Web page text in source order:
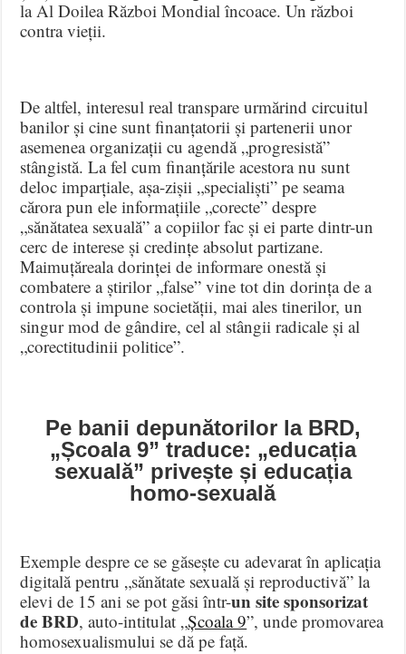
la Al Doilea Război Mondial încoace. Un război
contra vieții.
De altfel, interesul real transpare urmărind circuitul
banilor și cine sunt finanțatorii și partenerii unor
asemenea organizații cu agendă „progresistă”
stângistă. La fel cum finanțările acestora nu sunt
deloc imparțiale, așa-zișii „specialiști” pe seama
cărora pun ele informațiile „corecte” despre
„sănătatea sexuală” a copiilor fac și ei parte dintr-un
cerc de interese și credințe absolut partizane.
Maimuțăreala dorinței de informare onestă și
combatere a știrilor „false” vine tot din dorința de a
controla și impune societății, mai ales tinerilor, un
singur mod de gândire, cel al stângii radicale și al
„corectitudinii politice”.
Pe banii depunătorilor la BRD,
„Școala 9” traduce: „educația
sexuală” privește și educația
homo-sexuală
Exemple despre ce se găsește cu adevarat în aplicația
digitală pentru „sănătate sexuală și reproductivă” la
elevi de 15 ani se pot găsi într-un site sponsorizat
de BRD, auto-intitulat „Școala 9”, unde promovarea
homosexualismului se dă pe față.